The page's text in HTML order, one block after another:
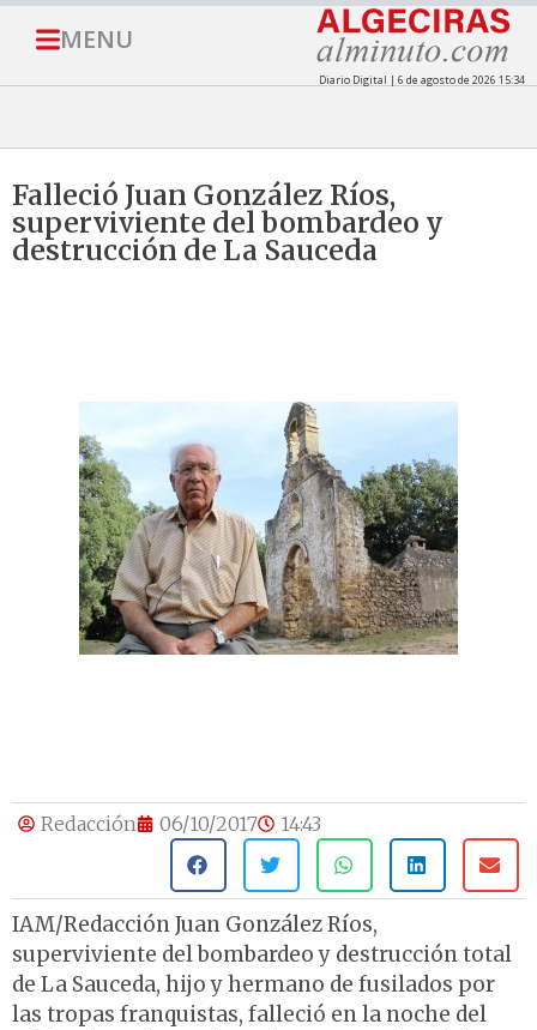
MENU
Diario Digital | 6 de agosto de 2026 15:34
Falleció Juan González Ríos,
superviviente del bombardeo y
destrucción de La Sauceda
Redacción 06/10/2017 14:43
IAM/Redacción Juan González Ríos,
superviviente del bombardeo y destrucción total
de La Sauceda, hijo y hermano de fusilados por
las tropas franquistas, falleció en la noche del